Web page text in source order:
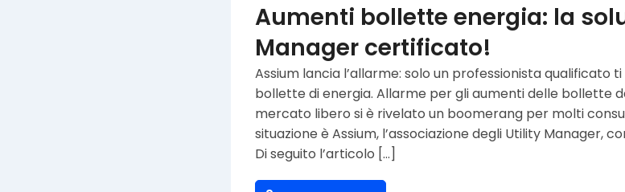
Aumenti bollette energia: la
Manager certificato!
Assium lancia l’allarme: solo un professionista qualificato
bollette di energia. Allarme per gli aumenti delle bollette
mercato libero si è rivelato un boomerang per molti
situazione è Assium, l’associazione degli Utility Manager,
Di seguito l’articolo […]